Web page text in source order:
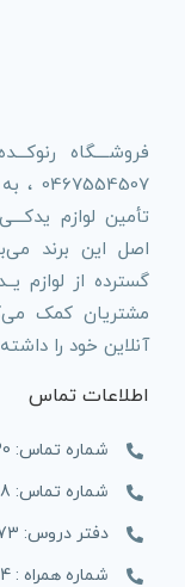
فروشــــگاه
تأمین لوازم
اصل این برند
گسترده از لوازم
مشتریان کمک
آنلاین خود را
اطلاعات تماس
شماره تماس: 830 900 36 -021
شماره تماس: 188 870 36-021
دفتر دروس: 73 106 266-021
شماره همراه : 64 38 100 -0912